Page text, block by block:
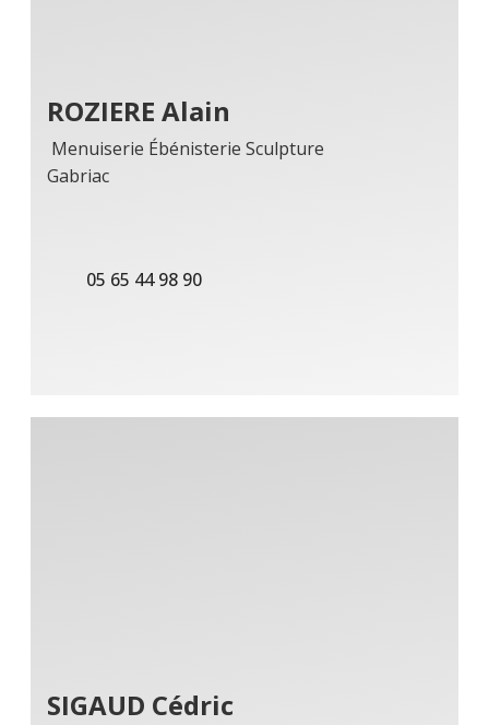
ROZIERE Alain
Menuiserie Ébénisterie Sculpture
Gabriac
05 65 44 98 90
SIGAUD Cédric